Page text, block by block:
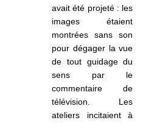
avait été projeté : les
images étaient
montrées sans son
pour dégager la vue
de tout guidage du
sens par le
commentaire de
télévision. Les
ateliers incitaient à